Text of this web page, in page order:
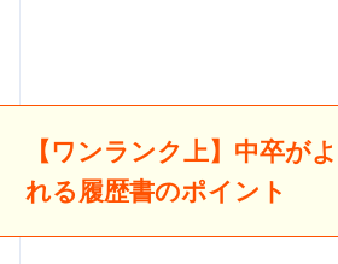
【ワンランク上】中卒が
れる履歴書のポイント